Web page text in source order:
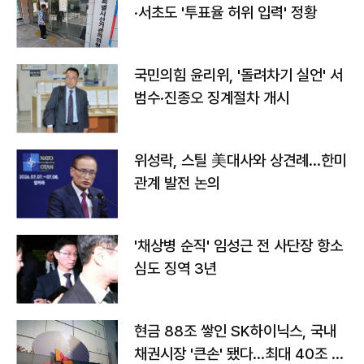
·서초도 '투표율 허위 입력' 정황
국민의힘 윤리위, '돌려차기 실언' 서
범수·진종오 징계절차 개시
위성락, 스틸 美대사와 상견례…한미
관계 발전 논의
'채상병 순직' 임성근 전 사단장 항소
심도 징역 3년
현금 88조 쌓인 SK하이닉스, 국내
채권시장 '큰손' 됐다…최대 40조 투